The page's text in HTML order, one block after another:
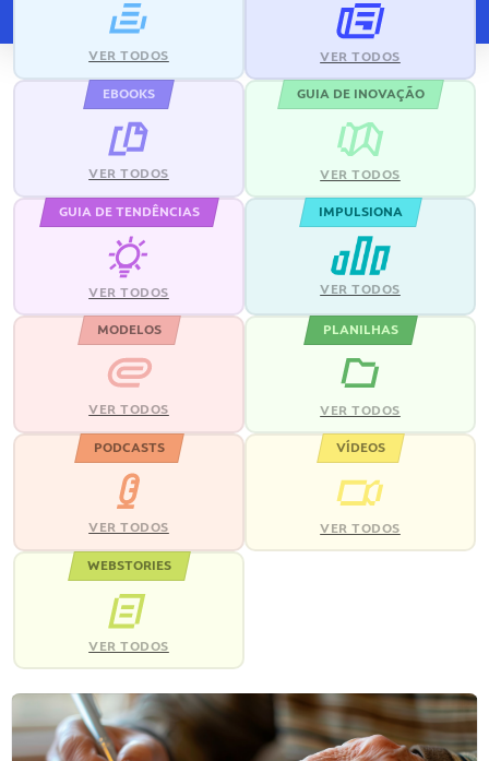
VER TODOS VER TODOS
EBOOKS
VER TODOS
GUIA DE INOVAÇÃO
VER TODOS
GUIA DE TENDÊNCIAS
VER TODOS
IMPULSIONA
VER TODOS
MODELOS
VER TODOS
PLANILHAS
VER TODOS
PODCASTS
VER TODOS
VÍDEOS
VER TODOS
WEBSTORIES
VER TODOS